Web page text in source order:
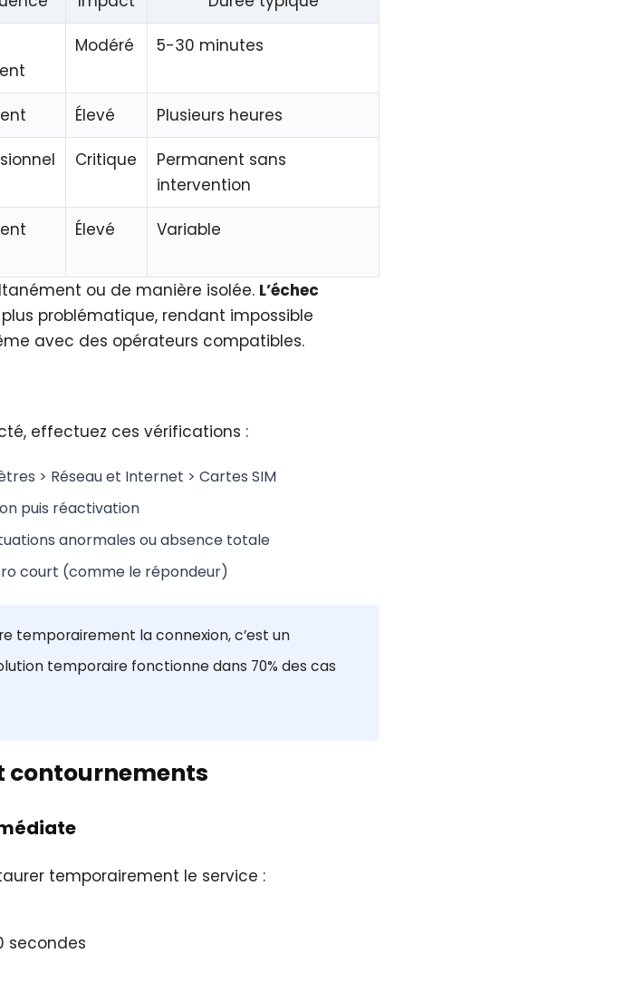
Modéré 5-30 minutes
Élevé Plusieurs heures
Critique
Permanent sans
intervention
Élevé Variable
ou de manière isolée. L’échec
problématique, rendant impossible
avec des opérateurs compatibles.
effectuez ces vérifications :
> Réseau et Internet > Cartes SIM
puis réactivation
anormales ou absence totale
court (comme le répondeur)
temporairement la connexion, c’est un
temporaire fonctionne dans 70% des cas
contournements
temporairement le service :
secondes